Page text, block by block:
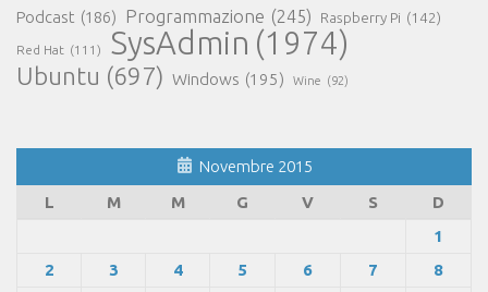
Podcast (186) Programmazione (245) Raspberry Pi (142)
Red Hat (111) SysAdmin (1974)
Ubuntu (697) Windows (195) Wine (92)
Novembre 2015
L
M M G V S
D
1
2
3 4 5 6 7
8